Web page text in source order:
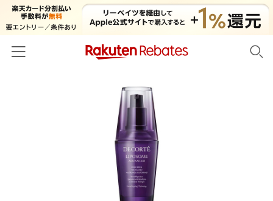
ファッション・インナー・小物